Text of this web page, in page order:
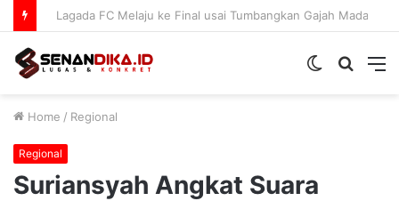
Lagada FC Melaju ke Final usai Tumbangkan Gajah Mada 3-1
Search
Switch
Home / Regional
Regional
Suriansyah Angkat Suara